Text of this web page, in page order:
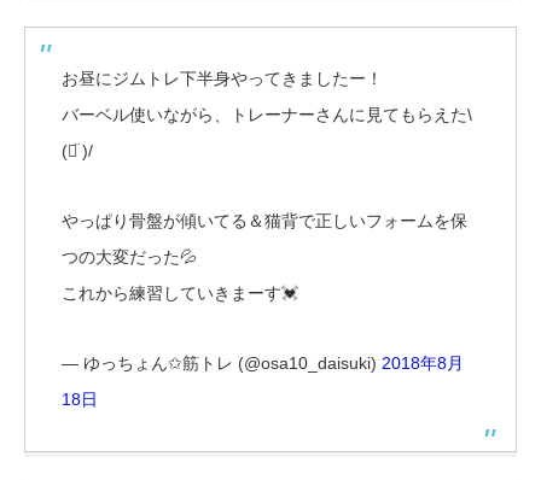
お昼にジムトレ下半身やってきましたー！
バーベル使いながら、トレーナーさんに見てもらえた\
(ᯅ̈ )/
やっぱり骨盤が傾いてる＆猫背で正しいフォームを保
つの大変だった💦
これから練習していきまーす💓
— ゆっちょん✩筋トレ (@osa10_daisuki) 2018年8月
18日